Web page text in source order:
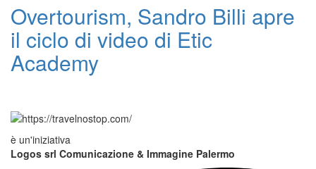
Overtourism, Sandro Billi apre
il ciclo di video di Etic
Academy
è un'iniziativa
Logos srl Comunicazione & Immagine Palermo